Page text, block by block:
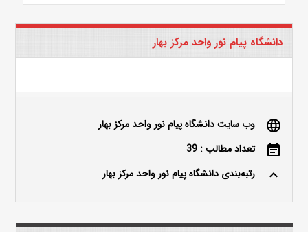
دانشگاه پیام نور واحد مرکز بهار
language وب سایت دانشگاه پیام نور واحد مرکز بهار
event_note تعداد مطالب : 39
keyboard_arrow_up رتبه‌بندی دانشگاه پیام نور واحد مرکز بهار